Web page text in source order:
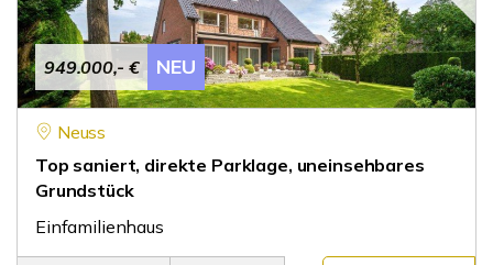
949.000,- € NEU
Neuss
Top saniert, direkte Parklage, uneinsehbares
Grundstück
Einfamilienhaus